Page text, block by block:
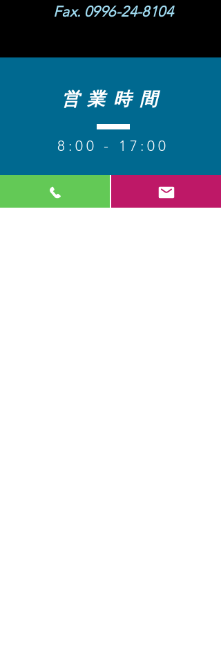
Fax. 0996-24-8104
営業時間
8 :00 - 17:00
【定休日】 日・祝​